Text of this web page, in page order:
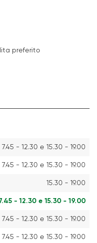
preferito
7.45 - 12.30 e 15.30 - 19.00
7.45 - 12.30 e 15.30 - 19.00
15.30 - 19.00
- 12.30 e 15.30 - 19.00
7.45 - 12.30 e 15.30 - 19.00
7.45 - 12.30 e 15.30 - 19.00